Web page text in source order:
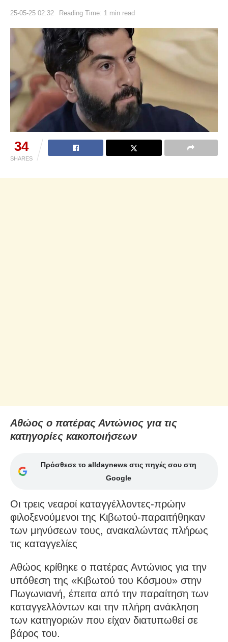
25-05-25 02:32 Reading Time: 1 min read
34
SHARES
Αθώος ο πατέρας Αντώνιος για τις
κατηγορίες κακοποιήσεων
Πρόσθεσε το alldaynews στις πηγές σου στη
Google
Οι τρεις νεαροί καταγγέλλοντες-πρώην
φιλοξενούμενοι της Κιβωτού-παραιτήθηκαν
των μηνύσεων τους, ανακαλώντας πλήρως
τις καταγγελίες
Αθώος κρίθηκε ο πατέρας Αντώνιος για την
υπόθεση της «Κιβωτού του Κόσμου» στην
Πωγωνιανή, έπειτα από την παραίτηση των
καταγγελλόντων και την πλήρη ανάκληση
των κατηγοριών που είχαν διατυπωθεί σε
βάρος του.